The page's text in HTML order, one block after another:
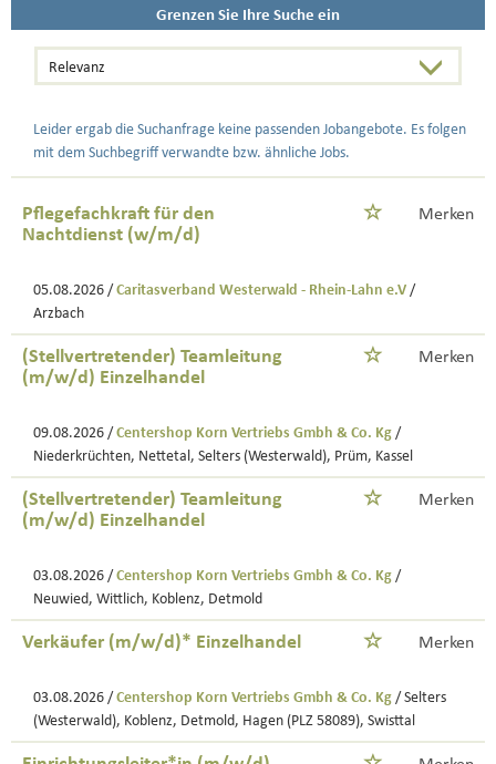
Grenzen Sie Ihre Suche ein
Leider ergab die Suchanfrage keine passenden Jobangebote. Es folgen
mit dem Suchbegriff verwandte bzw. ähnliche Jobs.
Pflegefachkraft für den
Nachtdienst (w/m/d)
Merken
05.08.2026 / Caritasverband Westerwald - Rhein-Lahn e.V /
Arzbach
(Stellvertretender) Teamleitung
(m/w/d) Einzelhandel
Merken
09.08.2026 / Centershop Korn Vertriebs Gmbh & Co. Kg /
Niederkrüchten, Nettetal, Selters (Westerwald), Prüm, Kassel
(Stellvertretender) Teamleitung
(m/w/d) Einzelhandel
Merken
03.08.2026 / Centershop Korn Vertriebs Gmbh & Co. Kg /
Neuwied, Wittlich, Koblenz, Detmold
Verkäufer (m/w/d)* Einzelhandel Merken
03.08.2026 / Centershop Korn Vertriebs Gmbh & Co. Kg / Selters
(Westerwald), Koblenz, Detmold, Hagen (PLZ 58089), Swisttal